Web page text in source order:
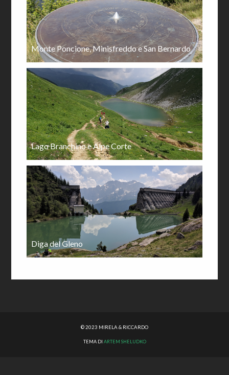
Monte Poncione, Minisfreddo e San Bernardo
Lago Branchino e Alpe Corte
Diga del Gleno
© 2023 MIRELA & RICCARDO
TEMA DI ARTEM SHELUDKO